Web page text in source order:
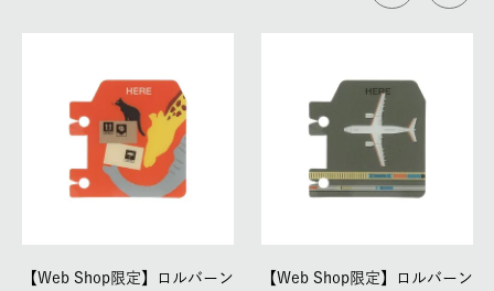
【Web Shop限定】ロルバーン
【Web Shop限定】ロルバーン